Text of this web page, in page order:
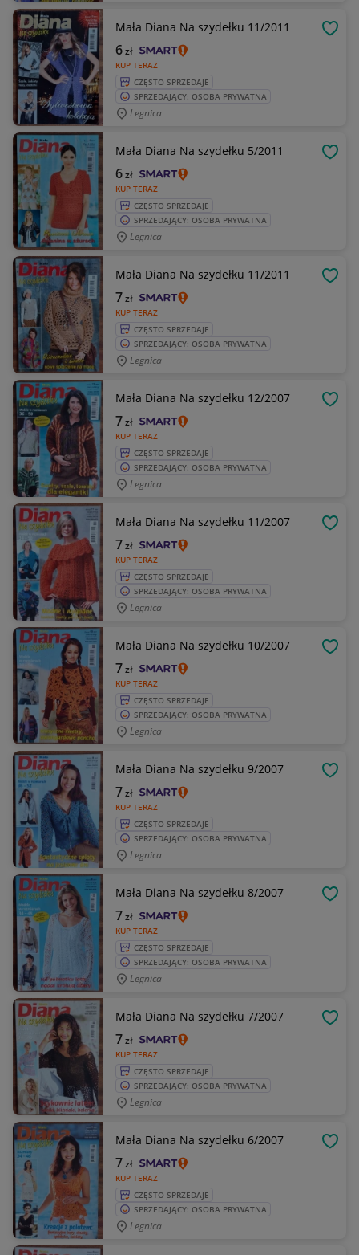
Mała Diana Na szydełku 11/2011
KUP TERAZ
6zł
CZĘSTO SPRZEDAJE
SPRZEDAJĄCY: OSOBA PRYWATNA
Legnica
Mała Diana Na szydełku 5/2011
KUP TERAZ
6zł
CZĘSTO SPRZEDAJE
SPRZEDAJĄCY: OSOBA PRYWATNA
Legnica
Mała Diana Na szydełku 11/2011
KUP TERAZ
7zł
CZĘSTO SPRZEDAJE
SPRZEDAJĄCY: OSOBA PRYWATNA
Legnica
Mała Diana Na szydełku 12/2007
KUP TERAZ
7zł
CZĘSTO SPRZEDAJE
SPRZEDAJĄCY: OSOBA PRYWATNA
Legnica
Mała Diana Na szydełku 11/2007
KUP TERAZ
7zł
CZĘSTO SPRZEDAJE
SPRZEDAJĄCY: OSOBA PRYWATNA
Legnica
Mała Diana Na szydełku 10/2007
KUP TERAZ
7zł
CZĘSTO SPRZEDAJE
SPRZEDAJĄCY: OSOBA PRYWATNA
Legnica
Mała Diana Na szydełku 9/2007
KUP TERAZ
7zł
CZĘSTO SPRZEDAJE
SPRZEDAJĄCY: OSOBA PRYWATNA
Legnica
Mała Diana Na szydełku 8/2007
KUP TERAZ
7zł
CZĘSTO SPRZEDAJE
SPRZEDAJĄCY: OSOBA PRYWATNA
Legnica
Mała Diana Na szydełku 7/2007
KUP TERAZ
7zł
CZĘSTO SPRZEDAJE
SPRZEDAJĄCY: OSOBA PRYWATNA
Legnica
Mała Diana Na szydełku 6/2007
KUP TERAZ
7zł
CZĘSTO SPRZEDAJE
SPRZEDAJĄCY: OSOBA PRYWATNA
Legnica